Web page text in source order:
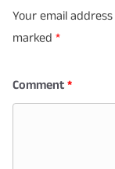
Your email
marked *
Comment*